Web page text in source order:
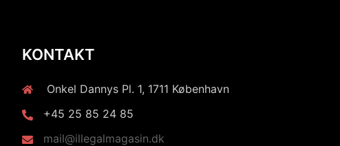
KONTAKT
Onkel Dannys Pl. 1, 1711 København
+45 25 85 24 85
mail@illegalmagasin.dk